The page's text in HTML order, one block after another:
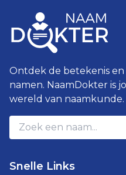
Ontdek de betekenis
namen. NaamDokter is
wereld van naamkunde.
Snelle Links